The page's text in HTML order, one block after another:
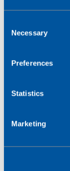
Necessary
Preferences
Statistics
Marketing